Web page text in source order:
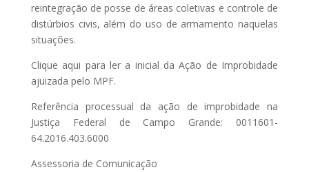
reintegração de posse de áreas coletivas e controle de
distúrbios civis, além do uso de armamento naquelas
situações.
Clique aqui para ler a inicial da Ação de Improbidade
ajuizada pelo MPF.
Referência processual da ação de improbidade na
Justiça Federal de Campo Grande: 0011601-
64.2016.403.6000
Assessoria de Comunicação